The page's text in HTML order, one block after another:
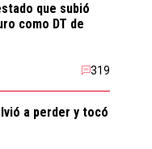
que subió
como DT de
319
a perder y tocó